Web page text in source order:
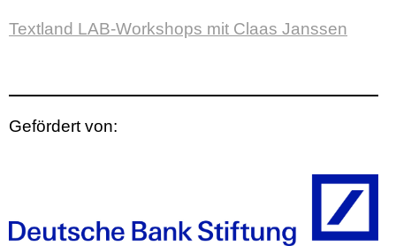
Textland LAB-Workshops mit Claas Janssen
Gefördert von: